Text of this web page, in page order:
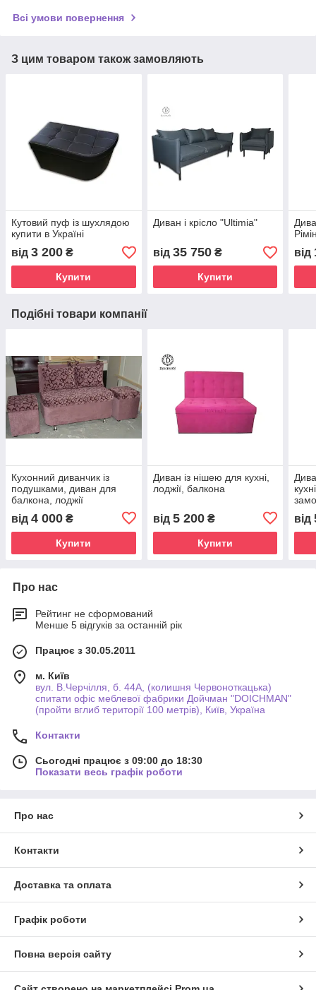
Всі умови повернення
З цим товаром також замовляють
Кутовий пуф із шухлядою
купити в Україні
від 3 200 ₴
Купити
Диван і крісло "Ultimia"
від 35 750₴
Купити
від
Подібні товари компанії
Кухонний диванчик із
подушками, диван для
балкона, лоджії
від 4 000 ₴
Купити
Диван із нішею для кухні,
лоджії, балкона
від 5 200₴
Купити
від
Про нас
Рейтинг не сформований
Менше 5 відгуків за останній рік
Працює з 30.05.2011
м. Київ
вул. В.Черчілля, б. 44А, (колишня Червоноткацька)
спитати офіс меблевої фабрики Дойчман "DOICHMAN"
(пройти вглиб території 100 метрів), Київ, Україна
Контакти
Сьогодні працює з 09:00 до 18:30
Показати весь графік роботи
Про нас
Контакти
Доставка та оплата
Графік роботи
Повна версія сайту